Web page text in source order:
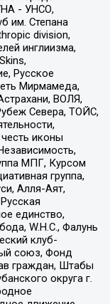
- УНСО,
им. Степана
division,
инглиизма,
Русское
Мирмамеда,
ВОЛЯ,
Севера, ТОЙС,
иконы
МПГ, Курсом
группа,
Алля-Аят,
единство,
W.H.С., Фалунь
клуб-
союз, Фонд
граждан, Штабы
округа г.